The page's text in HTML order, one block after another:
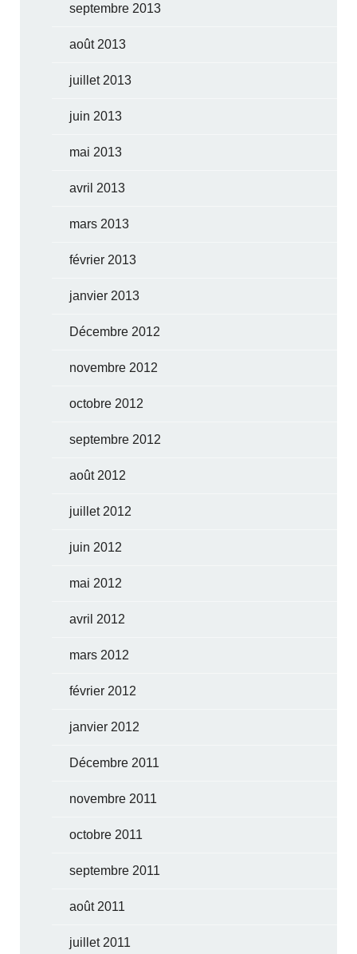
septembre 2013
août 2013
juillet 2013
juin 2013
mai 2013
avril 2013
mars 2013
février 2013
janvier 2013
Décembre 2012
novembre 2012
octobre 2012
septembre 2012
août 2012
juillet 2012
juin 2012
mai 2012
avril 2012
mars 2012
février 2012
janvier 2012
Décembre 2011
novembre 2011
octobre 2011
septembre 2011
août 2011
juillet 2011